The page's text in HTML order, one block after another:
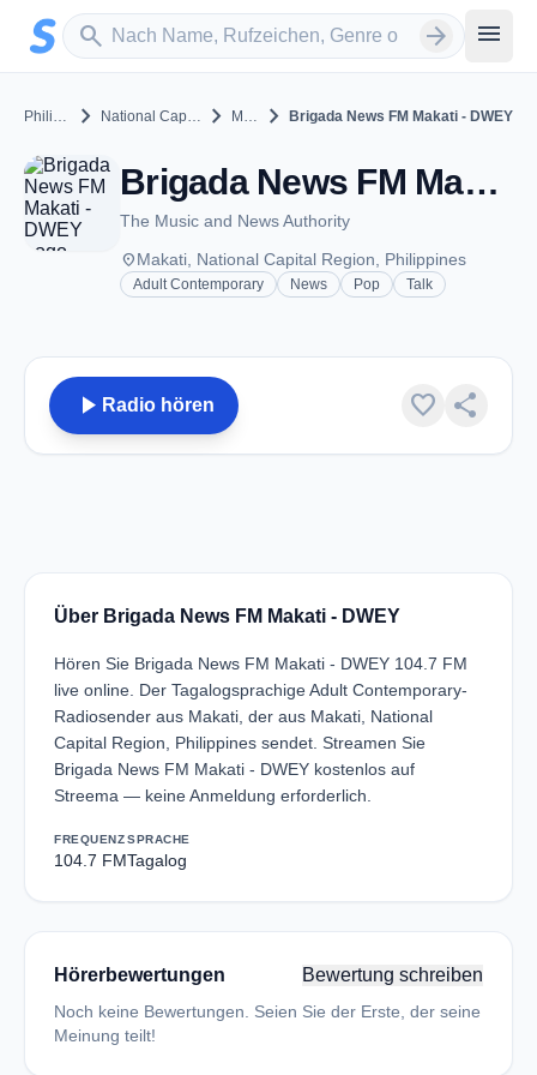
Zum Hauptinhalt springen
search
Sender suchen arrow_forward menu
Philippines chevron_right National Capital Region chevron_right Makati chevron_right Brigada News FM Makati - DWEY
Brigada News FM Makati - DWEY - FM 104.7 - Makati
The Music and News Authority
placeMakati, National Capital Region, Philippines
Adult Contemporary News Pop Talk
play_arrow Radio hören favorite share
Über Brigada News FM Makati - DWEY
Hören Sie Brigada News FM Makati - DWEY 104.7 FM
live online. Der Tagalogsprachige Adult Contemporary-
Radiosender aus Makati, der aus Makati, National
Capital Region, Philippines sendet. Streamen Sie
Brigada News FM Makati - DWEY kostenlos auf
Streema — keine Anmeldung erforderlich.
FREQUENZ
104.7 FM
SPRACHE
Tagalog
Hörerbewertungen Bewertung schreiben
Noch keine Bewertungen. Seien Sie der Erste, der seine
Meinung teilt!